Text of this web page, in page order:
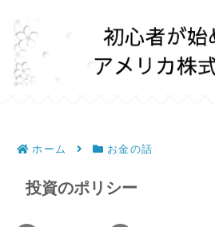
ホーム お金の話
投資のポリシー